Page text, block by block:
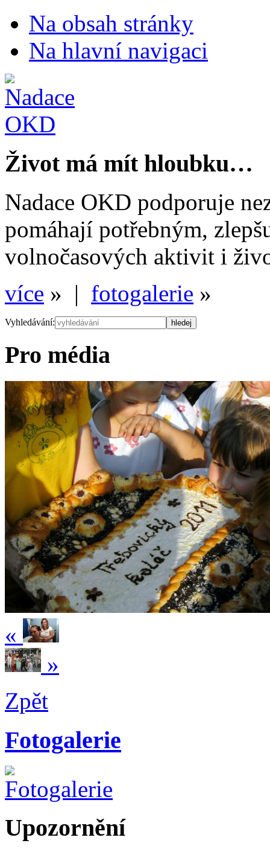
Na obsah stránky
Na hlavní navigaci
Život má mít hloubku…
Nadace OKD podporuje
pomáhají potřebným,
volnočasových aktivit i
více » | fotogalerie »
Vyhledávání:
Pro média
«
»
Zpět
Fotogalerie
Upozornění